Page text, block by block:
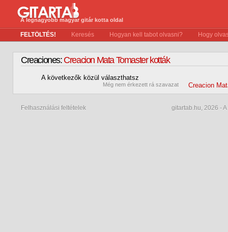
A legnagyobb magyar gitár kotta oldal
FELTÖLTÉS! Keresés Hogyan kell tabot olvasni? Hogy
Creaciones:Creacion Mata Tomaster kották
A következők közül választhatsz
Még nem érkezett rá szavazat Creacion
Felhasználási feltételek gitartab.hu, 2026 -